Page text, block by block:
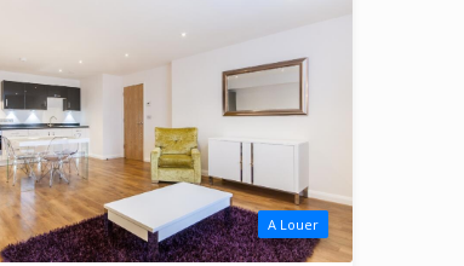
A Louer